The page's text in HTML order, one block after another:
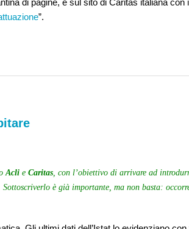
di pagine, è sul sito di Caritas italiana con
”.
Acli e Caritas, con l’obiettivo di arrivare ad
Sottoscriverlo è già importante, ma non basta: